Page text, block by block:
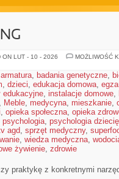
ON LUT - 10 - 2026
MOŻLIWOŚĆ
armatura, badania genetyczne,
, dzieci, edukacja domowa,
edukacyjne, instalacje domowe,
, Meble, medycyna, mieszkanie,
, opieka społeczna, opieka
psychologia, psychologia
agd, sprzęt medyczny,
, wiedza medyczna,
żywienie, zdrowie
praktykę z konkretnymi